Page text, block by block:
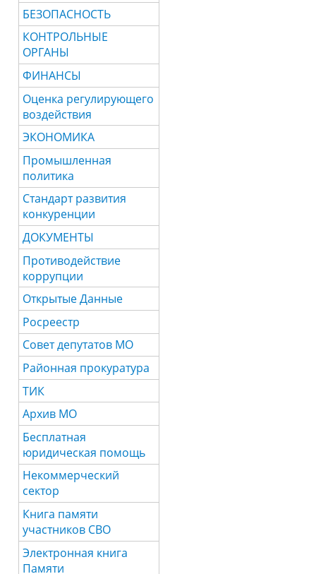
БЕЗОПАСНОСТЬ
КОНТРОЛЬНЫЕ
ОРГАНЫ
ФИНАНСЫ
Оценка регулирующего
воздействия
ЭКОНОМИКА
Промышленная
политика
Стандарт развития
конкуренции
ДОКУМЕНТЫ
Противодействие
коррупции
Открытые Данные
Росреестр
Совет депутатов МО
Районная прокуратура
ТИК
Архив МО
Бесплатная
юридическая помощь
Некоммерческий
сектор
Книга памяти
участников СВО
Электронная книга
Памяти